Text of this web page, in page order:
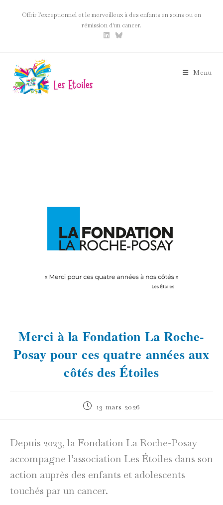
Offrir l'exceptionnel et le merveilleux à des enfants en soins ou en
rémission d'un cancer.
Menu
Merci à la Fondation La Roche-
Posay pour ces quatre années aux
côtés des Étoiles
Publication
13 mars 2026
Depuis 2023, la Fondation La Roche-Posay
accompagne l’association Les Étoiles dans son
action auprès des enfants et adolescents
touchés par un cancer.